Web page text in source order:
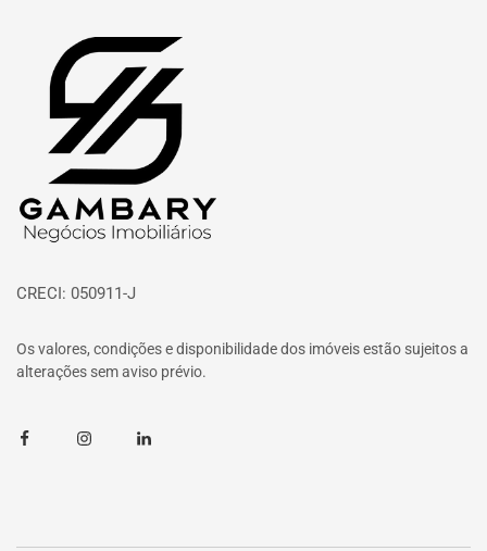
Página inicial
CRECI: 050911-J
Os valores, condições e disponibilidade dos imóveis estão sujeitos a
alterações sem aviso prévio.
FacebookInstagramLinkedin